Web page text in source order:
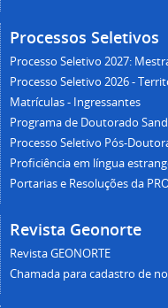
Processos Seletivos
Processo Seletivo 2027:
Processo Seletivo 2026 -
Matrículas - Ingressantes
Programa de Doutorado
Processo Seletivo Pós-
Proficiência em língua
Portarias e Resoluções da
Revista Geonorte
Revista GEONORTE
Chamada para cadastro de